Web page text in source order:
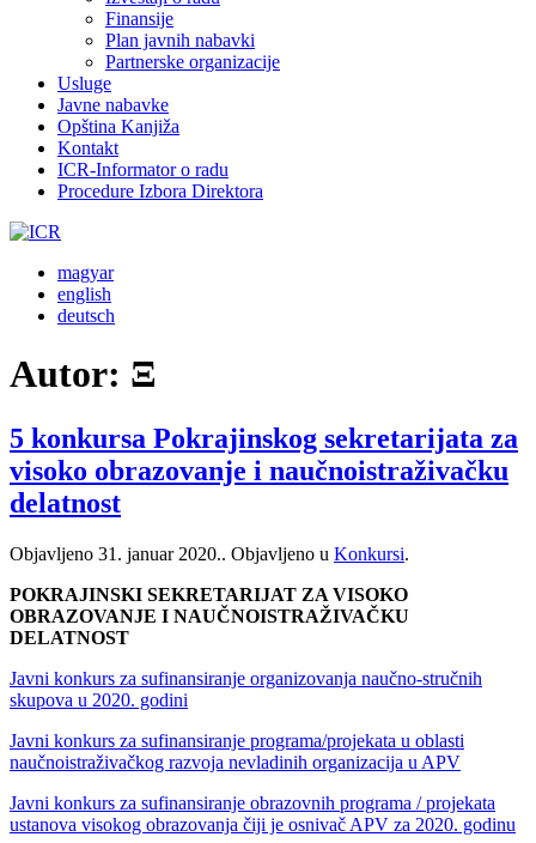
Finansije
Plan javnih nabavki
Partnerske organizacije
Usluge
Javne nabavke
Opština Kanjiža
Kontakt
ICR-Informator o radu
Procedure Izbora Direktora
magyar
english
deutsch
Autor: Ξ
5 konkursa Pokrajinskog sekretarijata za
visoko obrazovanje i naučnoistraživačku
delatnost
Objavljeno 31. januar 2020.. Objavljeno u Konkursi.
POKRAJINSKI SEKRETARIJAT ZA VISOKO
OBRAZOVANJE I NAUČNOISTRAŽIVAČKU
DELATNOST
Javni konkurs za sufinansiranje organizovanja naučno-stručnih
skupova u 2020. godini
Javni konkurs za sufinansiranje programa/projekata u oblasti
naučnoistraživačkog razvoja nevladinih organizacija u APV
Javni konkurs za sufinansiranje obrazovnih programa / projekata
ustanova visokog obrazovanja čiji je osnivač APV za 2020. godinu